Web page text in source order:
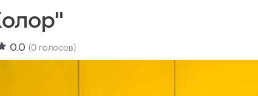
0.0 (0 голосов)